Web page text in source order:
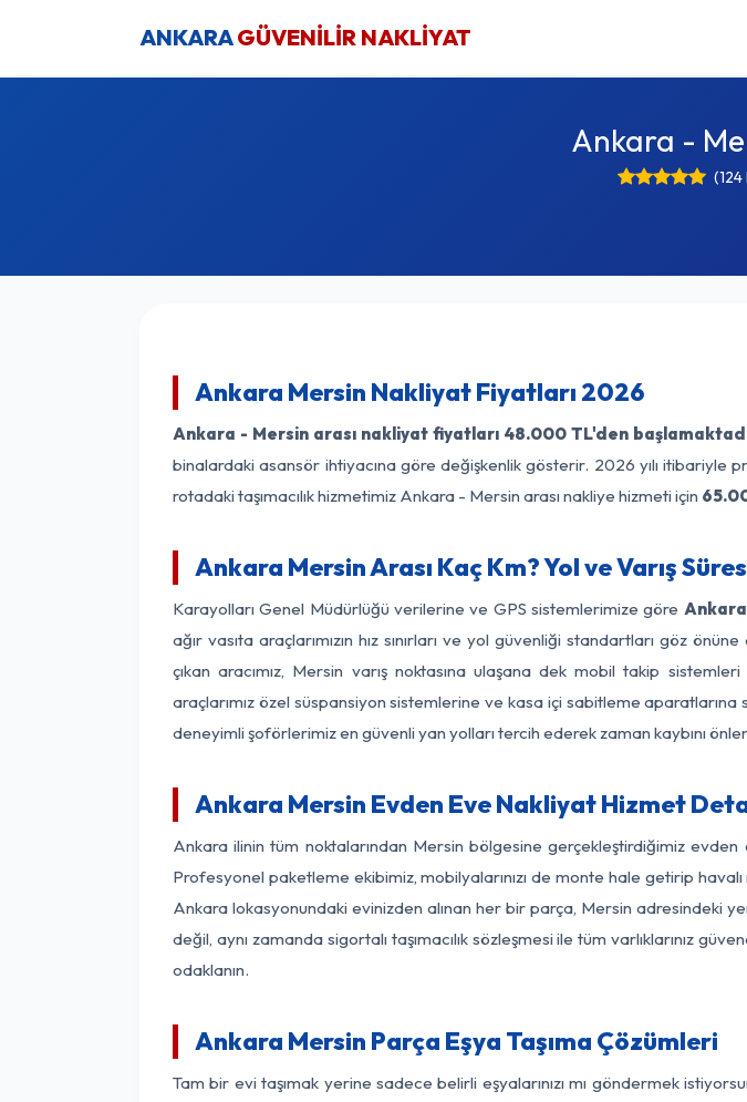
ANKARAGÜVENİLİR NAKLİYAT
Ankara -
(124
Ankara Mersin Nakliyat Fiyatları 2026
Ankara - Mersin arası nakliyat fiyatları 48.000 TL'den
binalardaki asansör ihtiyacına göre değişkenlik gösterir. 2026 yılı
rotadaki taşımacılık hizmetimiz Ankara - Mersin arası nakliye hizmeti için
Ankara Mersin Arası Kaç Km? Yol ve Varış
Karayolları Genel Müdürlüğü verilerine ve GPS sistemlerimize göre
ağır vasıta araçlarımızın hız sınırları ve yol güvenliği standartları göz
çıkan aracımız, Mersin varış noktasına ulaşana dek mobil takip
araçlarımız özel süspansiyon sistemlerine ve kasa içi sabitleme
deneyimli şoförlerimiz en güvenli yan yolları tercih ederek zaman kaybını
Ankara Mersin Evden Eve Nakliyat Hizmet
Ankara ilinin tüm noktalarından Mersin bölgesine gerçekleştirdiğimiz
Profesyonel paketleme ekibimiz, mobilyalarınızı de monte hale getirip
Ankara lokasyonundaki evinizden alınan her bir parça, Mersin adresindeki
değil, aynı zamanda sigortalı taşımacılık sözleşmesi ile tüm varlıklarınız
odaklanın.
Ankara Mersin Parça Eşya Taşıma Çözümleri
Tam bir evi taşımak yerine sadece belirli eşyalarınızı mı göndermek